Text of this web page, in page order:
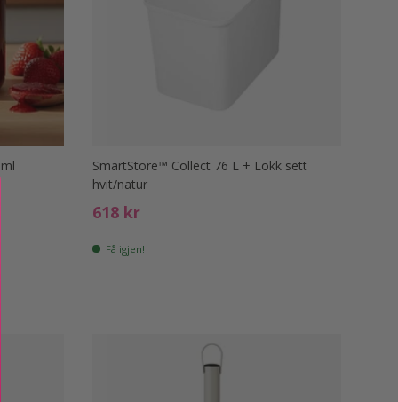
SmartStore™ Collect 76 L + Lokk sett
hvit/natur
Ord. pris
618 kr
Få igjen!